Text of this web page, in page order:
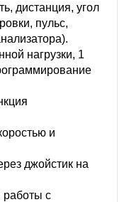
дистанция, угол
пульс,
нагрузки, 1
и
джойстик на
работы с